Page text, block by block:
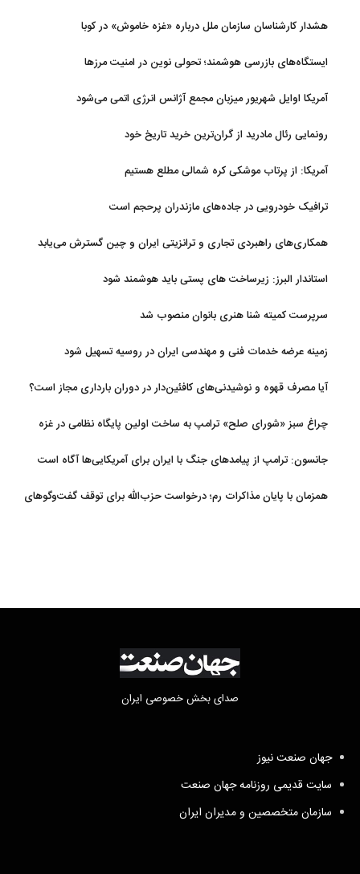
هشدار کارشناسان سازمان ملل درباره «غزه‌ خاموش» در کوبا
ایستگاه‌های بازرسی هوشمند؛ تحولی نوین در امنیت مرزها
آمریکا اوایل شهریور میزبان مجمع آژانس انرژی اتمی می‌شود
رونمایی رئال مادرید از گران‌ترین خرید تاریخ خود
آمریکا: از پرتاب موشکی کره شمالی مطلع هستیم
ترافیک خودرویی در جاده‌های مازندران پرحجم است
همکاری‌های راهبردی تجاری و ترانزیتی ایران و چین گسترش می‌یابد
استاندار البرز: زیرساخت های پستی باید هوشمند شود
سرپرست کمیته شنا هنری بانوان منصوب شد
زمینه عرضه خدمات فنی و مهندسی ایران در روسیه تسهیل شود
آیا مصرف قهوه و نوشیدنی‌های کافئین‌دار در دوران بارداری مجاز است؟
چراغ سبز «شورای صلح» ترامپ به ساخت اولین پایگاه نظامی در غزه
جانسون: ترامپ از پیامدهای جنگ با ایران برای آمریکایی‌ها آگاه است
همزمان با پایان مذاکرات رم؛ درخواست حزب‌الله برای توقف گفت‌وگوهای
صدای بخش خصوصی ایران
جهان صنعت نیوز
سایت قدیمی روزنامه جهان صنعت
سازمان متخصصین و مدیران ایران